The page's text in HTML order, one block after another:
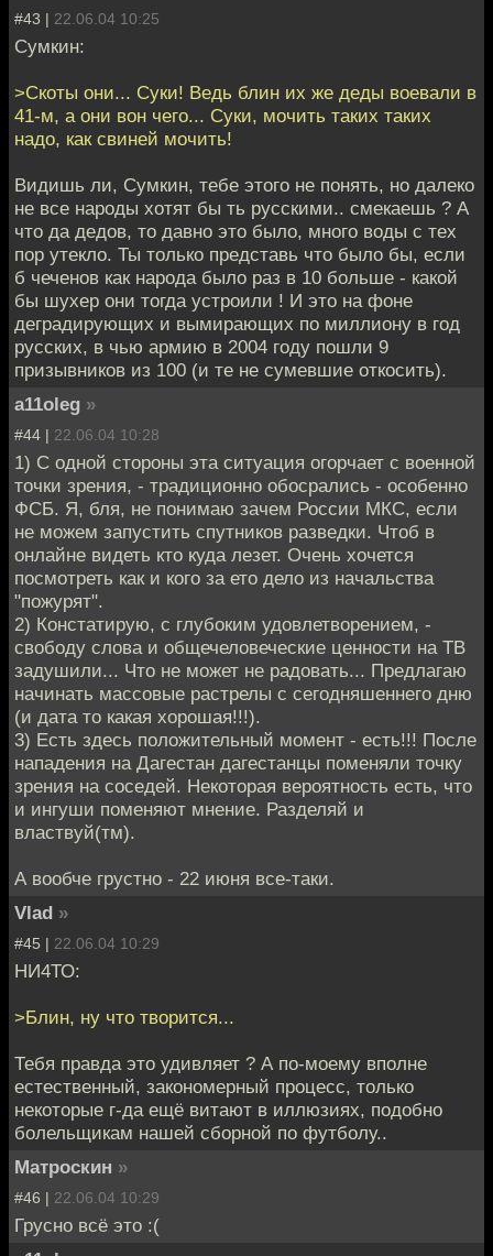
#43 | 22.06.04 10:25
Сумкин:
>Скоты они... Суки! Ведь блин их же деды воевали в
41-м, а они вон чего... Суки, мочить таких таких
надо, как свиней мочить!
Видишь ли, Сумкин, тебе этого не понять, но далеко
не все народы хотят бы ть русскими.. смекаешь ? А
что да дедов, то давно это было, много воды с тех
пор утекло. Ты только представь что было бы, если
б чеченов как народа было раз в 10 больше - какой
бы шухер они тогда устроили ! И это на фоне
деградирующих и вымирающих по миллиону в год
русских, в чью армию в 2004 году пошли 9
призывников из 100 (и те не сумевшие откосить).
a11oleg »
#44 | 22.06.04 10:28
1) С одной стороны эта ситуация огорчает с военной
точки зрения, - традиционно обосрались - особенно
ФСБ. Я, бля, не понимаю зачем России МКС, если
не можем запустить спутников разведки. Чтоб в
онлайне видеть кто куда лезет. Очень хочется
посмотреть как и кого за ето дело из начальства
"пожурят".
2) Констатирую, с глубоким удовлетворением, -
свободу слова и общечеловеческие ценности на ТВ
задушили... Что не может не радовать... Предлагаю
начинать массовые растрелы с сегодняшеннего дню
(и дата то какая хорошая!!!).
3) Есть здесь положительный момент - есть!!! После
нападения на Дагестан дагестанцы поменяли точку
зрения на соседей. Некоторая вероятность есть, что
и ингуши поменяют мнение. Разделяй и
властвуй(тм).
А вообче грустно - 22 июня все-таки.
Vlad »
#45 | 22.06.04 10:29
НИ4ТО:
>Блин, ну что творится...
Тебя правда это удивляет ? А по-моему вполне
естественный, закономерный процесс, только
некоторые г-да ещё витают в иллюзиях, подобно
болельщикам нашей сборной по футболу..
Матроскин »
#46 | 22.06.04 10:29
Грусно всё это :(